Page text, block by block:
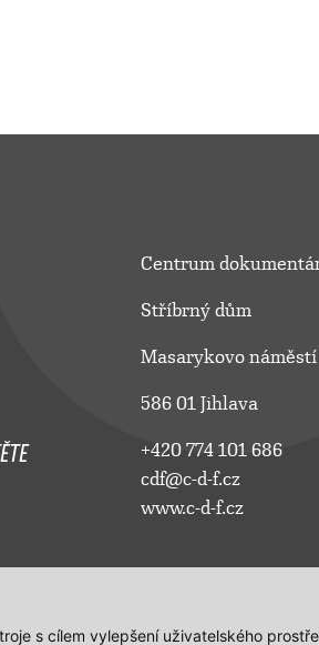
s cílem vylepšení uživatelského
Centrum
Stříbrný dům
Masarykovo náměstí
586 01 Jihlava
+420 774 101 686
cdf@c-d-f.cz
www.c-d-f.cz